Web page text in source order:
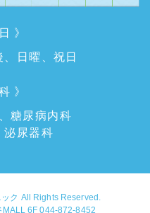
》
日曜、祝日
》
糖尿病内科
泌尿器科
ク All Rights Reserved.
MALL 6F 044-872-8452